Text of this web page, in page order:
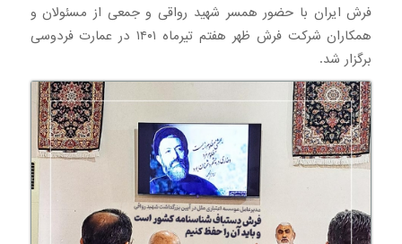
فرش ایران با حضور همسر شهید رواقی و جمعی از مسئولان و
همکاران شرکت فرش ظهر هفتم تیرماه ۱۴۰۱ در عمارت فردوسی
برگزار شد.